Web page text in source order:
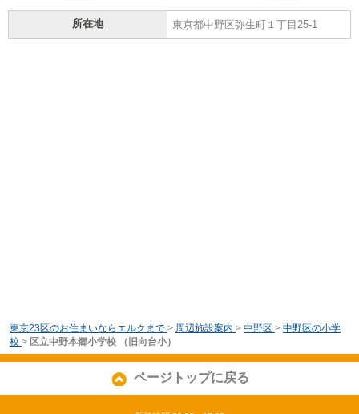
所在地 東京都中野区弥生町１丁目25-1
東京23区のお住まいならエルクまで > 周辺施設案内 > 中野区 > 中野区の小学
校 > 区立中野本郷小学校 （旧向台小）
ページトップに戻る